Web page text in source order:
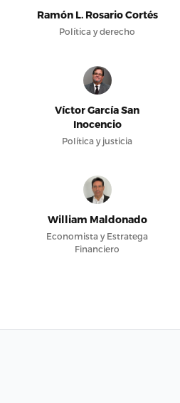
Ramón L. Rosario Cortés
Política y derecho
Víctor García San
Inocencio
Política y justicia
William Maldonado
Economista y Estratega
Financiero